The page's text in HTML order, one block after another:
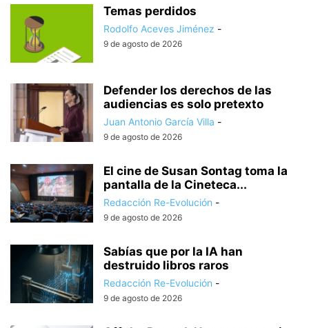
Temas perdidos
Rodolfo Aceves Jiménez -
9 de agosto de 2026
Defender los derechos de las
audiencias es solo pretexto
Juan Antonio García Villa -
9 de agosto de 2026
El cine de Susan Sontag toma la
pantalla de la Cineteca...
Redacción Re-Evolución -
9 de agosto de 2026
Sabías que por la IA han
destruido libros raros
Redacción Re-Evolución -
9 de agosto de 2026